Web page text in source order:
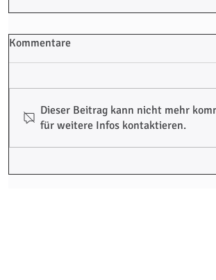
Kommentare
Dieser Beitrag kann nicht mehr
für weitere Infos kontaktieren.